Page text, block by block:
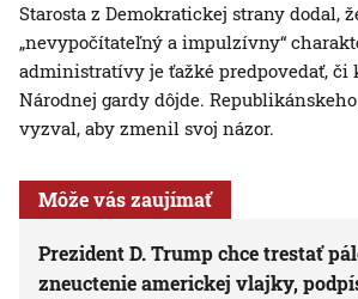
Starosta z Demokratickej strany dodal,
„nevypočítateľný a impulzívny“
administratívy je ťažké predpovedať, či
Národnej gardy dôjde.
vyzval, aby zmenil svoj názor.
Môže vás zaujímať
Prezident D. Trump chce trestať
zneuctenie americkej vlajky,